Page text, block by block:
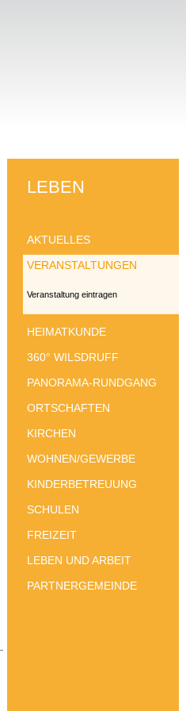
LEBEN
AKTUELLES
VERANSTALTUNGEN
Veranstaltung eintragen
HEIMATKUNDE
360° WILSDRUFF
PANORAMA-RUNDGANG
ORTSCHAFTEN
KIRCHEN
WOHNEN/GEWERBE
KINDERBETREUUNG
SCHULEN
FREIZEIT
LEBEN UND ARBEIT
PARTNERGEMEINDE